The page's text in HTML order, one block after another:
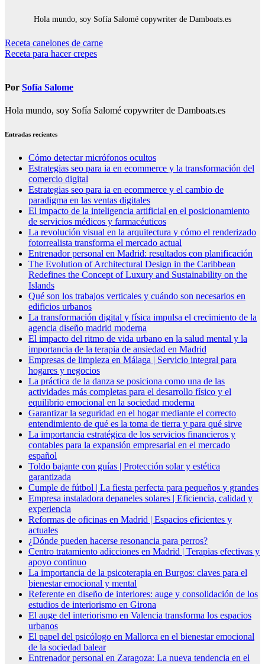
Hola mundo, soy Sofía Salomé copywriter de Damboats.es
Navegación
de
Receta canelones de carne
Receta para hacer crepes
Por Sofía Salome
Hola mundo, soy Sofía Salomé copywriter de Damboats.es
Entradas recientes
Cómo detectar micrófonos ocultos
Estrategias seo para ia en ecommerce y la transformación del
comercio digital
Estrategias seo para ia en ecommerce y el cambio de
paradigma en las ventas digitales
El impacto de la inteligencia artificial en el posicionamiento
de servicios médicos y farmacéuticos
La revolución visual en la arquitectura y cómo el renderizado
fotorrealista transforma el mercado actual
Entrenador personal en Madrid: resultados con planificación
The Evolution of Architectural Design in the Caribbean
Redefines the Concept of Luxury and Sustainability on the
Islands
Qué son los trabajos verticales y cuándo son necesarios en
edificios urbanos
La transformación digital y física impulsa el crecimiento de la
agencia diseño madrid moderna
El impacto del ritmo de vida urbano en la salud mental y la
importancia de la terapia de ansiedad en Madrid
Empresas de limpieza en Málaga | Servicio integral para
hogares y negocios
La práctica de la danza se posiciona como una de las
actividades más completas para el desarrollo físico y el
equilibrio emocional en la sociedad moderna
Garantizar la seguridad en el hogar mediante el correcto
entendimiento de qué es la toma de tierra y para qué sirve
La importancia estratégica de los servicios financieros y
contables para la expansión empresarial en el mercado
español
Toldo bajante con guías | Protección solar y estética
garantizada
Cumple de fútbol | La fiesta perfecta para pequeños y grandes
Empresa instaladora depaneles solares | Eficiencia, calidad y
experiencia
Reformas de oficinas en Madrid | Espacios eficientes y
actuales
¿Dónde pueden hacerse resonancia para perros?
Centro tratamiento adicciones en Madrid | Terapias efectivas y
apoyo continuo
La importancia de la psicoterapia en Burgos: claves para el
bienestar emocional y mental
Referente en diseño de interiores: auge y consolidación de los
estudios de interiorismo en Girona
El auge del interiorismo en Valencia transforma los espacios
urbanos
El papel del psicólogo en Mallorca en el bienestar emocional
de la sociedad balear
Entrenador personal en Zaragoza: La nueva tendencia en el